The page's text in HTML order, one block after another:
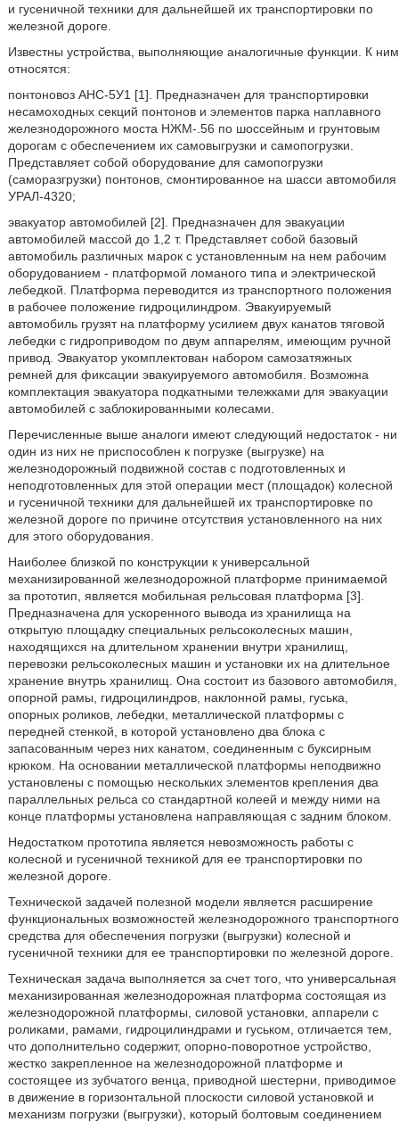
и гусеничной техники для дальнейшей их транспортировки по
железной дороге.
Известны устройства, выполняющие аналогичные функции. К ним
относятся:
понтоновоз АНС-5У1 [1]. Предназначен для транспортировки
несамоходных секций понтонов и элементов парка наплавного
железнодорожного моста НЖМ-.56 по шоссейным и грунтовым
дорогам с обеспечением их самовыгрузки и самопогрузки.
Представляет собой оборудование для самопогрузки
(саморазгрузки) понтонов, смонтированное на шасси автомобиля
УРАЛ-4320;
эвакуатор автомобилей [2]. Предназначен для эвакуации
автомобилей массой до 1,2 т. Представляет собой базовый
автомобиль различных марок с установленным на нем рабочим
оборудованием - платформой ломаного типа и электрической
лебедкой. Платформа переводится из транспортного положения
в рабочее положение гидроцилиндром. Эвакуируемый
автомобиль грузят на платформу усилием двух канатов тяговой
лебедки с гидроприводом по двум аппарелям, имеющим ручной
привод. Эвакуатор укомплектован набором самозатяжных
ремней для фиксации эвакуируемого автомобиля. Возможна
комплектация эвакуатора подкатными тележками для эвакуации
автомобилей с заблокированными колесами.
Перечисленные выше аналоги имеют следующий недостаток - ни
один из них не приспособлен к погрузке (выгрузке) на
железнодорожный подвижной состав с подготовленных и
неподготовленных для этой операции мест (площадок) колесной
и гусеничной техники для дальнейшей их транспортировке по
железной дороге по причине отсутствия установленного на них
для этого оборудования.
Наиболее близкой по конструкции к универсальной
механизированной железнодорожной платформе принимаемой
за прототип, является мобильная рельсовая платформа [3].
Предназначена для ускоренного вывода из хранилища на
открытую площадку специальных рельсоколесных машин,
находящихся на длительном хранении внутри хранилищ,
перевозки рельсоколесных машин и установки их на длительное
хранение внутрь хранилищ. Она состоит из базового автомобиля,
опорной рамы, гидроцилиндров, наклонной рамы, гуська,
опорных роликов, лебедки, металлической платформы с
передней стенкой, в которой установлено два блока с
запасованным через них канатом, соединенным с буксирным
крюком. На основании металлической платформы неподвижно
установлены с помощью нескольких элементов крепления два
параллельных рельса со стандартной колеей и между ними на
конце платформы установлена направляющая с задним блоком.
Недостатком прототипа является невозможность работы с
колесной и гусеничной техникой для ее транспортировки по
железной дороге.
Технической задачей полезной модели является расширение
функциональных возможностей железнодорожного транспортного
средства для обеспечения погрузки (выгрузки) колесной и
гусеничной техники для ее транспортировки по железной дороге.
Техническая задача выполняется за счет того, что универсальная
механизированная железнодорожная платформа состоящая из
железнодорожной платформы, силовой установки, аппарели с
роликами, рамами, гидроцилиндрами и гуськом, отличается тем,
что дополнительно содержит, опорно-поворотное устройство,
жестко закрепленное на железнодорожной платформе и
состоящее из зубчатого венца, приводной шестерни, приводимое
в движение в горизонтальной плоскости силовой установкой и
механизм погрузки (выгрузки), который болтовым соединением